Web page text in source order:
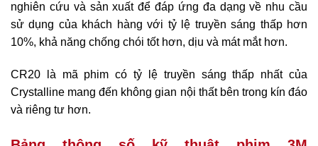
nghiên cứu và sản xuất để đáp ứng đa dạng về nhu cầu
sử dụng của khách hàng với tỷ lệ truyền sáng thấp hơn
10%, khả năng chống chói tốt hơn, dịu và mát mắt hơn.
CR20 là mã phim có tỷ lệ truyền sáng thấp nhất của
Crystalline mang đến không gian nội thất bên trong kín đáo
và riêng tư hơn.